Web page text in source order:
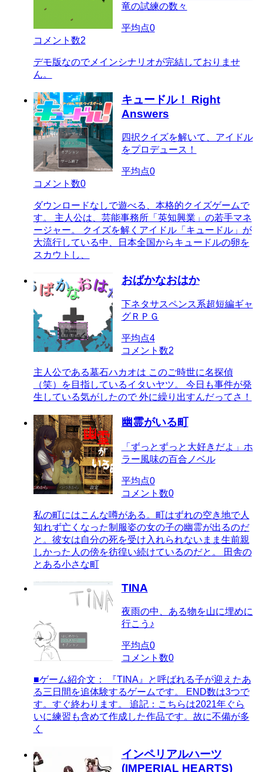
竜の試練の数々
平均点0
コメント数2
デモ版なのでメインシナリオが完結しておりませ
ん。
キュードル！ Right
Answers
四択クイズを解いて、アイドル
をプロデュース！
平均点0
コメント数0
ダウンロードなしで遊べる、本格的クイズゲームで
す。 主人公は、芸能事務所「英知興業」の若手マネ
ージャー。 クイズを解くアイドル「キュードル」が
大流行している中、日本全国からキュードルの卵を
スカウトし、
おばかなおはか
下ネタサスペンス系超短編ギャ
グＲＰＧ
平均点4
コメント数2
主人公である墓石ハカオは このご時世に名探偵
（笑）を目指しているイタいヤツ。 今日も事件が発
生している気がしたので 外に繰り出すんだってさ！
幽霊がいる町
「ずっとずっと大好きだよ」ホ
ラー風味の百合ノベル
平均点0
コメント数0
私の町にはこんな噂がある。町はずれの空き地で人
知れず亡くなった制服姿の女の子の幽霊が出るのだ
と。彼女は自分の死を受け入れられないまま生前親
しかった人の傍を彷徨い続けているのだと。 田舎の
とある小さな町
TINA
夜雨の中、ある物を山に埋めに
行こう♪
平均点0
コメント数0
■ゲーム紹介文： 『TINA』と呼ばれる子が迎えたあ
る三日間を追体験するゲームです。 END数は3つで
す。すぐ終わります。 追記：こちらは2021年ぐら
いに練習も含めて作成した作品です。故に不備が多
く
インペリアルハーツ
(IMPERIAL HEARTS)